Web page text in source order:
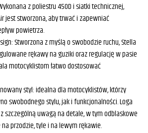
z poliestru 450D i siatki technicznej,
jest stworzona, aby trwać i zapewniać
powietrza.
Stworzona z myślą o swobodzie ruchu, Stella
rękawy na guziki oraz regulację w pasie
motocyklistom łatwo dostosować
styl: idealna dla motocyklistów, którzy
swobodnego stylu, jak i funkcjonalności. Loga
szczególną uwagą na detale, w tym odblaskowe
przodzie, tyle i na lewym rękawie.